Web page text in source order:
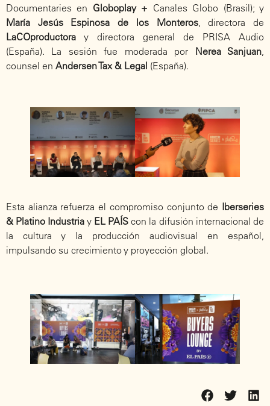
Documentaries en Globoplay + Canales Globo (Brasil); y
María Jesús Espinosa de los Monteros, directora de
LaCOproductora y directora general de PRISA Audio
(España). La sesión fue moderada por Nerea Sanjuan
counsel en Andersen Tax & Legal (España).
Esta alianza refuerza el compromiso conjunto de Iberseries
& Platino Industria y EL PAÍS con la difusión internacional de
la cultura y la producción audiovisual en español,
impulsando su crecimiento y proyección global.